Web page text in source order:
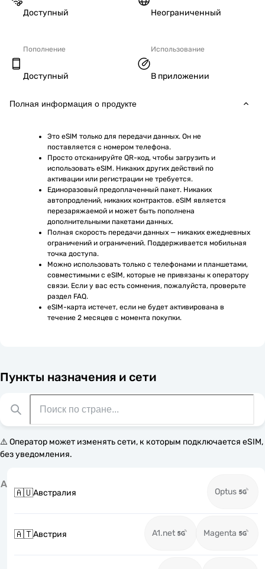
Доступный Неограниченный
Пополнение
Доступный
Использование
В приложении
Полная информация о продукте
Это eSIM только для передачи данных. Он не
поставляется с номером телефона.
Просто отсканируйте QR-код, чтобы загрузить и
использовать eSIM. Никаких других действий по
активации или регистрации не требуется.
Единоразовый предоплаченный пакет. Никаких
автопродлений, никаких контрактов. eSIM является
перезаряжаемой и может быть пополнена
дополнительными пакетами данных.
Полная скорость передачи данных — никаких ежедневных
ограничений и ограничений. Поддерживается мобильная
точка доступа.
Можно использовать только с телефонами и планшетами,
совместимыми с eSIM, которые не привязаны к оператору
связи. Если у вас есть сомнения, пожалуйста, проверьте
раздел FAQ.
eSIM-карта истечет, если не будет активирована в
течение 2 месяцев с момента покупки.
Пункты назначения и сети
⚠️ Оператор может изменять сети, к которым подключается eSIM,
без уведомления.
А
🇦🇺Австралия Optus
🇦🇹Австрия A1.net Magenta